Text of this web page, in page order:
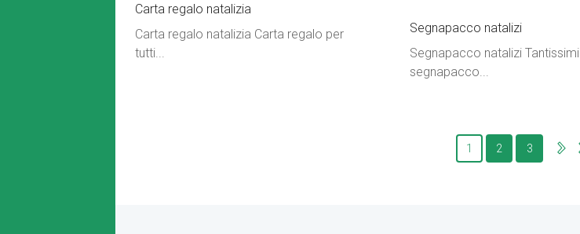
Carta regalo natalizia
Carta regalo natalizia Carta regalo per
tutti...
Segnapacco natalizi
Segnapacco natalizi Tantissimi
segnapacco...
1 2 3